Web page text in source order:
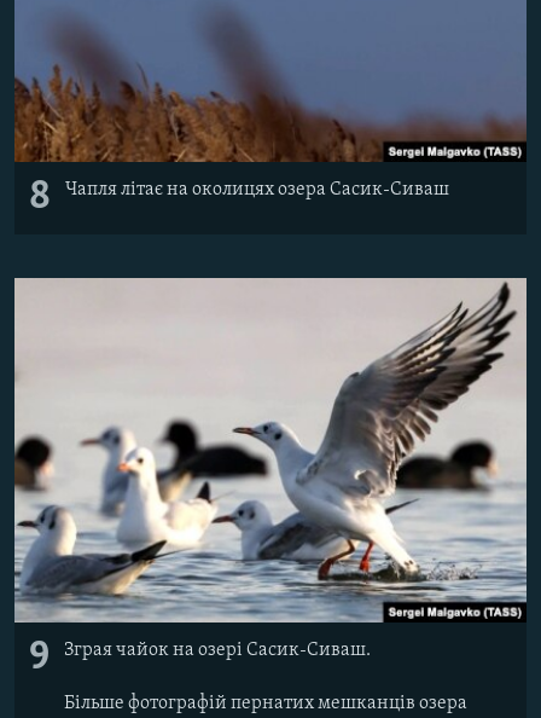
8 Чапля літає на околицях озера Сасик-Сиваш
9 Зграя чайок на озері Сасик-Сиваш.
Більше фотографій пернатих мешканців озера